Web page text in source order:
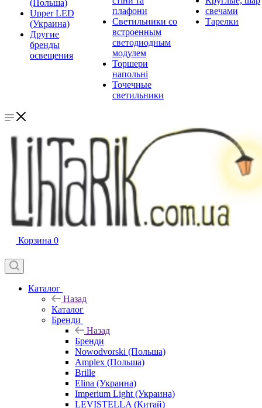
(Польша)
Upper LED
(Украина)
Другие
бренды
освещения
плафони
Светильники со
встроенным
светодиодным
модулем
Торшери
напольні
Точечные
светильники
свечами
Тарелки
Корзина 0
Каталог
Назад
Каталог
Бренди
Назад
Бренди
Nowodvorski (Польша)
Amplex (Польша)
Brille
Elina (Украина)
Imperium Light (Украина)
LEVISTELLA (Китай)